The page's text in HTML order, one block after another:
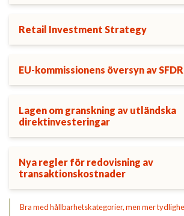
Retail Investment Strategy
EU-kommissionens översyn av SFDR
Lagen om granskning av utländska
direktinvesteringar
Nya regler för redovisning av
transaktionskostnader
Bra med hållbarhetskategorier, men mer